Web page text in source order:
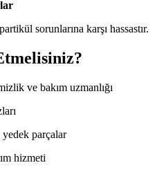
sorunlarına karşı hassastır.
ve bakım uzmanlığı
parçalar
hizmeti